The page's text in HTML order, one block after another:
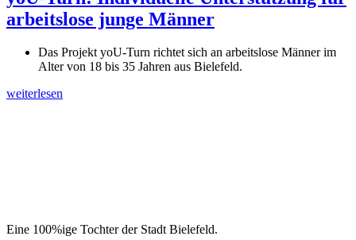
arbeitslose junge Männer
Das Projekt yoU-Turn richtet sich an arbeitslose Männer im
Alter von 18 bis 35 Jahren aus Bielefeld.
weiterlesen
Eine 100%ige Tochter der Stadt Bielefeld.